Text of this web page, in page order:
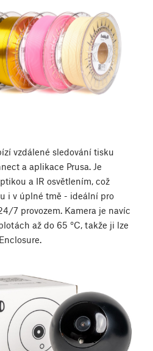
vzdálené sledování tisku
a aplikace Prusa. Je
a IR osvětlením, což
i v úplné tmě - ideální pro
7 provozem. Kamera je navíc
až do 65 °C, takže ji lze